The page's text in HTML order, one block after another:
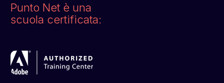
Punto Net è una
scuola certificata: